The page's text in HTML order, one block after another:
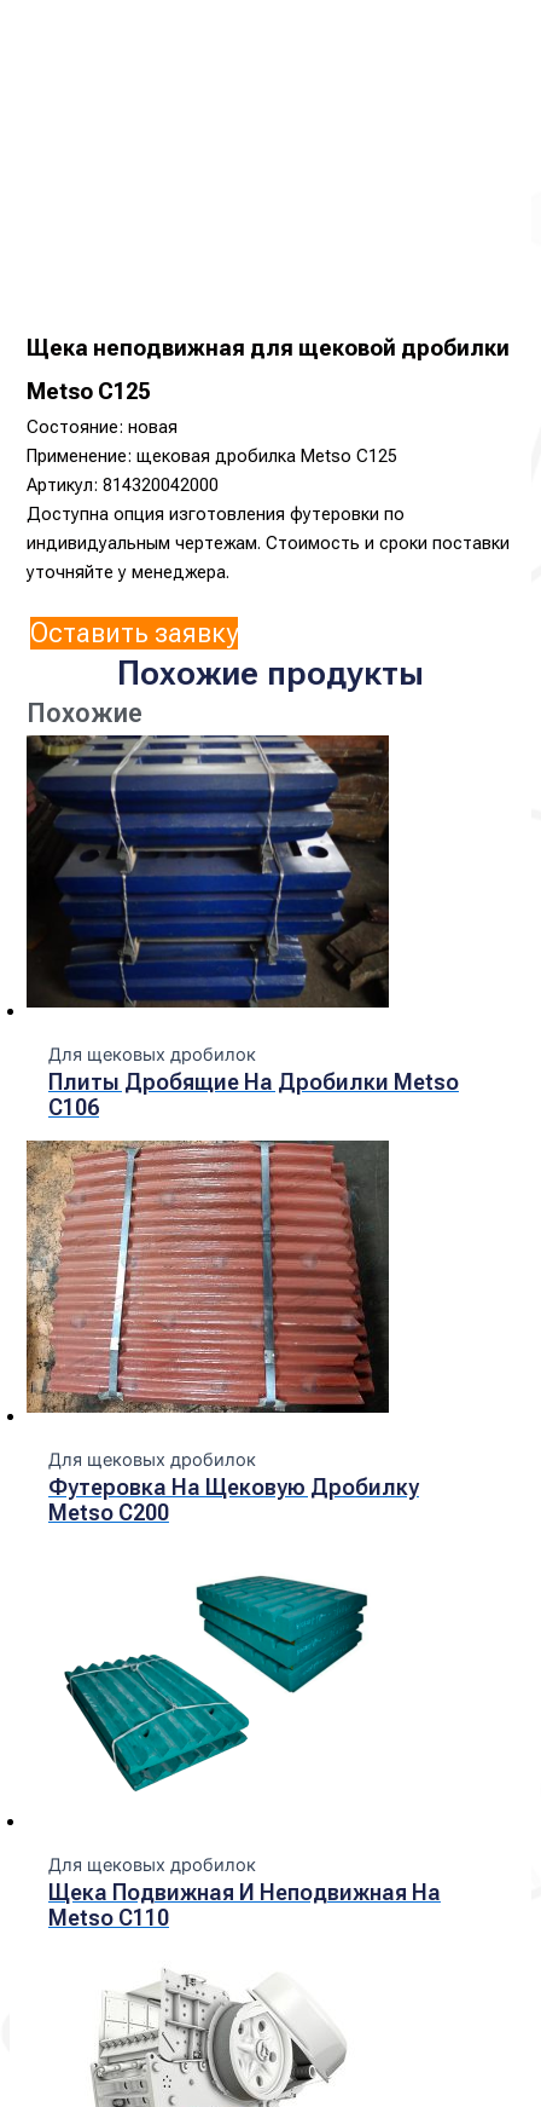
Щека неподвижная для щековой дробилки
Metso C125
Состояние: новая
Применение: щековая дробилка Metso C125
Артикул: 814320042000
Доступна опция изготовления футеровки по
индивидуальным чертежам. Стоимость и сроки поставки
уточняйте у менеджера.
Оставить заявку
Похожие продукты
Похожие
Для щековых дробилок
Плиты Дробящие На Дробилки Metso
C106
Для щековых дробилок
Футеровка На Щековую Дробилку
Metso С200
Для щековых дробилок
Щека Подвижная И Неподвижная На
Metso С110